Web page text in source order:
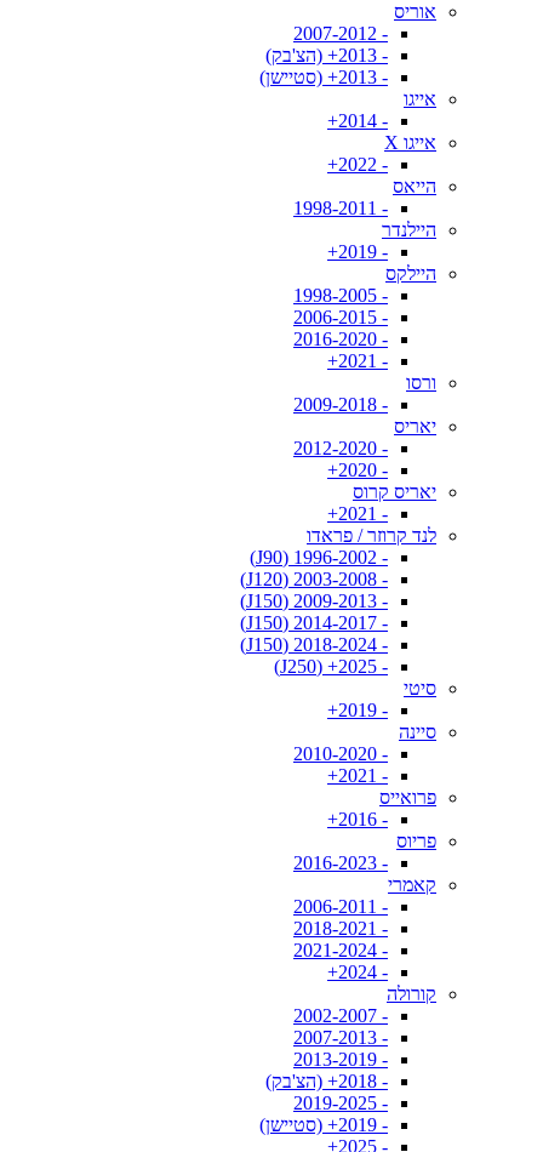
אוריס
- 2007-2012
- 2013+ (הצ'בק)
- 2013+ (סטיישן)
אייגו
- 2014+
אייגו X
- 2022+
הייאס
- 1998-2011
היילנדר
- 2019+
היילקס
- 1998-2005
- 2006-2015
- 2016-2020
- 2021+
ורסו
- 2009-2018
יאריס
- 2012-2020
- 2020+
יאריס קרוס
- 2021+
לנד קרוזר / פראדו
- 1996-2002 (J90)
- 2003-2008 (J120)
- 2009-2013 (J150)
- 2014-2017 (J150)
- 2018-2024 (J150)
- 2025+ (J250)
סיטי
- 2019+
סיינה
- 2010-2020
- 2021+
פרואייס
- 2016+
פריוס
- 2016-2023
קאמרי
- 2006-2011
- 2018-2021
- 2021-2024
- 2024+
קורולה
- 2002-2007
- 2007-2013
- 2013-2019
- 2018+ (הצ'בק)
- 2019-2025
- 2019+ (סטיישן)
- 2025+